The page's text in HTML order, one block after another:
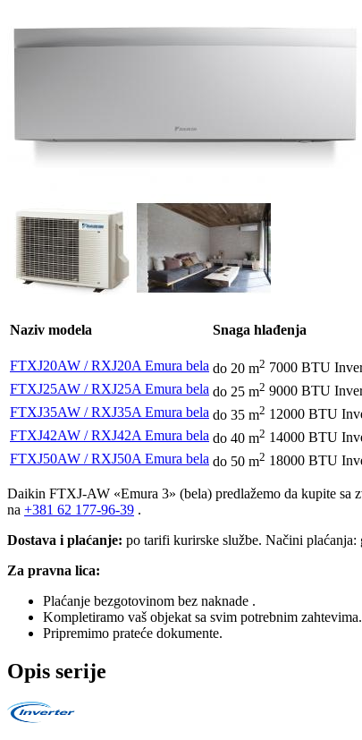
Naziv modela Snaga hlađenja
FTXJ20AW / RXJ20A Emura bela do 20 m2 7000 BTU
FTXJ25AW / RXJ25A Emura bela do 25 m2 9000 BTU
FTXJ35AW / RXJ35A Emura bela do 35 m2 12000 BTU
FTXJ42AW / RXJ42A Emura bela do 40 m2 14000 BTU
FTXJ50AW / RXJ50A Emura bela do 50 m2 18000 BTU
Daikin FTXJ-AW «Emura 3» (bela) predlažemo da kupite sa
na +381 62 177-96-39 .
Dostava i plaćanje: po tarifi kurirske službe. Načini
Za pravna lica:
Plaćanje bezgotovinom bez naknade .
Kompletiramo vaš objekat sa svim potrebnim zahtevima.
Pripremimo prateće dokumente.
Opis serije